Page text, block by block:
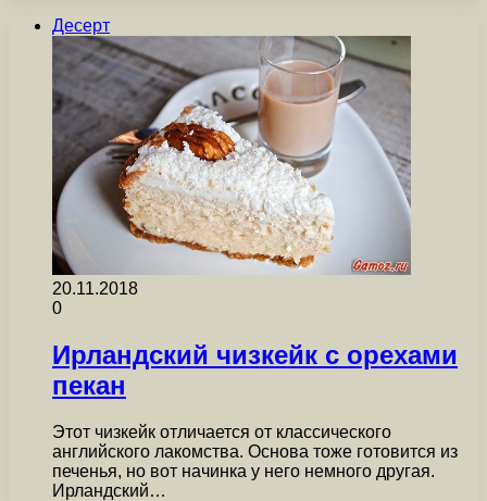
Десерт
20.11.2018
0
Ирландский чизкейк с орехами
пекан
Этот чизкейк отличается от классического
английского лакомства. Основа тоже готовится из
печенья, но вот начинка у него немного другая.
Ирландский…